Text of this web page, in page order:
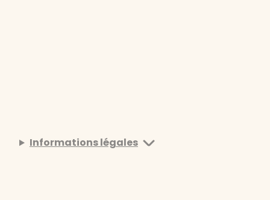
Informations légales